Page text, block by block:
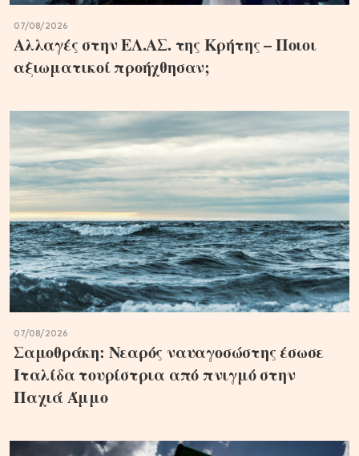
07/08/2026
Αλλαγές στην ΕΛ.ΑΣ. της Κρήτης – Ποιοι
αξιωματικοί προήχθησαν;
07/08/2026
Σαμοθράκη: Νεαρός ναυαγοσώστης έσωσε
Ιταλίδα τουρίστρια από πνιγμό στην
Παχιά Άμμο